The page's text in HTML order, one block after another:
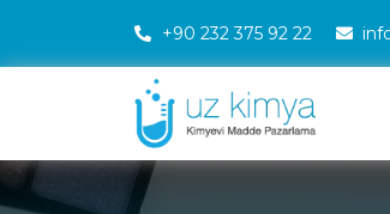
+90 232 375 92 22